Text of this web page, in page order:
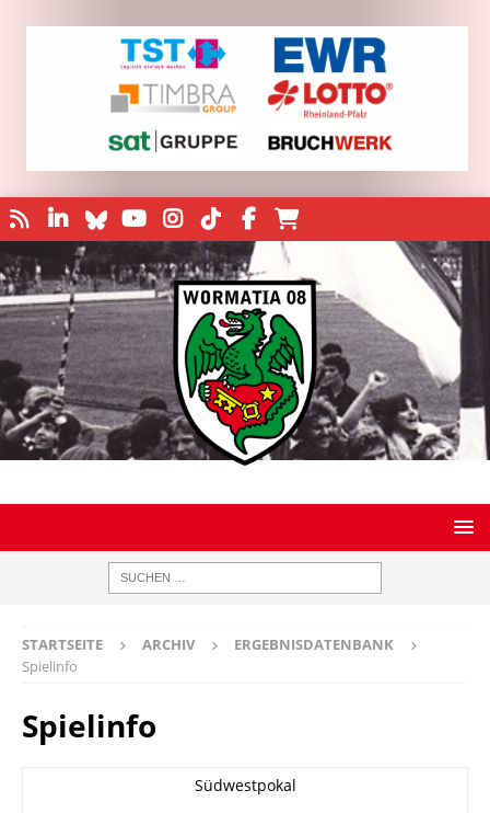
STARTSEITE ARCHIV
ERGEBNISDATENBANK
Spielinfo
Spielinfo
Südwestpokal